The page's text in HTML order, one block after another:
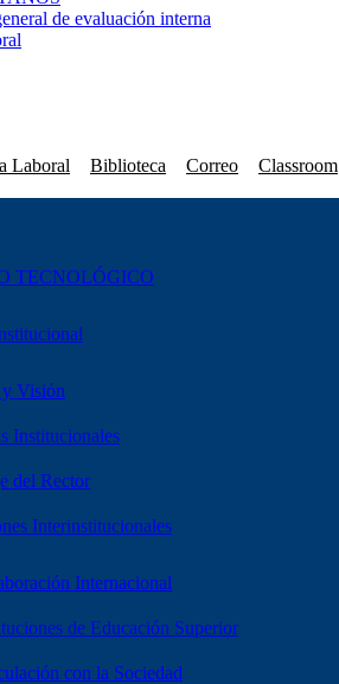
de evaluación interna
Laboral Biblioteca Correo Classroom
TECNOLÓGICO
Visión
Institucionales
del Rector
Interinstitucionales
Internacional
de Educación Superior
con la Sociedad